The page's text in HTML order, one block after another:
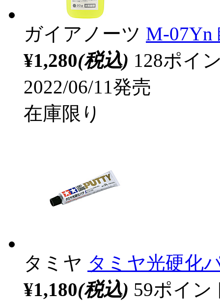
ガイアノーツ M-07Yn
¥1,280(税込) 128ポイ
2022/06/11発売
在庫限り
タミヤ タミヤ光硬化
¥1,180(税込) 59ポイ